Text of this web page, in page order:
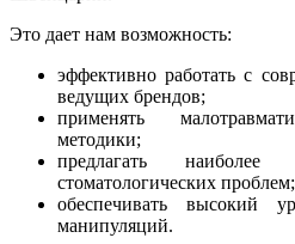
Это дает нам возможность:
эффективно работать с
ведущих брендов;
применять
методики;
предлагать наиболее
стоматологических проблем;
обеспечивать высокий
манипуляций.